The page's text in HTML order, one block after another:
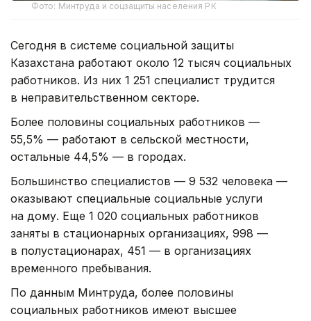
Фото: Минтруда и соцзащиты населения РК
Сегодня в системе социальной защиты
Казахстана работают около 12 тысяч социальных
работников. Из них 1 251 специалист трудится
в неправительственном секторе.
Более половины социальных работников —
55,5% — работают в сельской местности,
остальные 44,5% — в городах.
Большинство специалистов — 9 532 человека —
оказывают специальные социальные услуги
на дому. Еще 1 020 социальных работников
заняты в стационарных организациях, 998 —
в полустационарах, 451 — в организациях
временного пребывания.
По данным Минтруда, более половины
социальных работников имеют высшее